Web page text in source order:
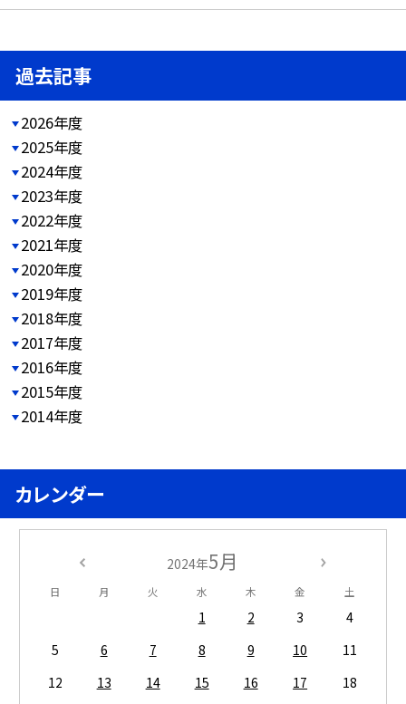
過去記事
2026年度
2025年度
2024年度
2023年度
2022年度
2021年度
2020年度
2019年度
2018年度
2017年度
2016年度
2015年度
2014年度
カレンダー
2024年5月
日 月 火 水 木 金 土
1 2 3
4
5
6 7 8 9 10
11
12
13 14 15 16 17
18